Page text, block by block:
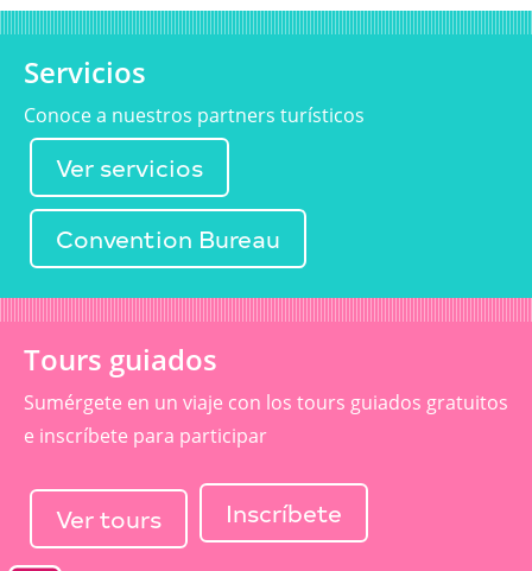
Servicios
Conoce a nuestros partners turísticos
Ver servicios
Convention Bureau
Tours guiados
Sumérgete en un viaje con los tours guiados gratuitos
e inscríbete para participar
Ver tours Inscríbete